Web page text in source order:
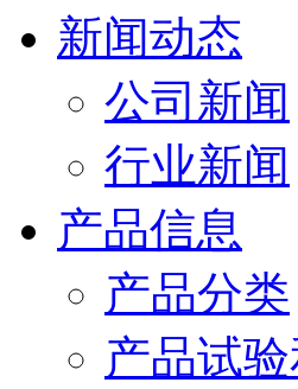
新闻动态
公司新闻
行业新闻
产品信息
产品分类
产品试验